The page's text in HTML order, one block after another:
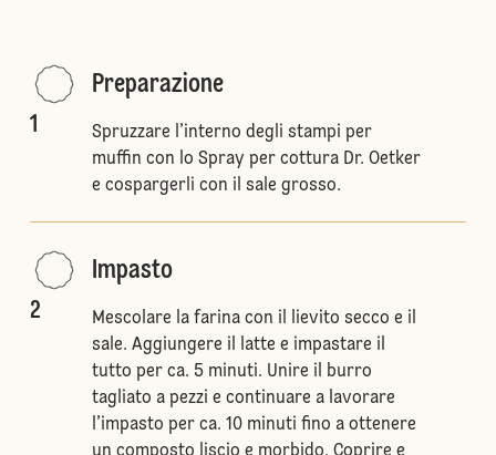
1
Preparazione
Spruzzare l’interno degli stampi per
muffin con lo Spray per cottura Dr. Oetker
e cospargerli con il sale grosso.
2
Impasto
Mescolare la farina con il lievito secco e il
sale. Aggiungere il latte e impastare il
tutto per ca. 5 minuti. Unire il burro
tagliato a pezzi e continuare a lavorare
l’impasto per ca. 10 minuti fino a ottenere